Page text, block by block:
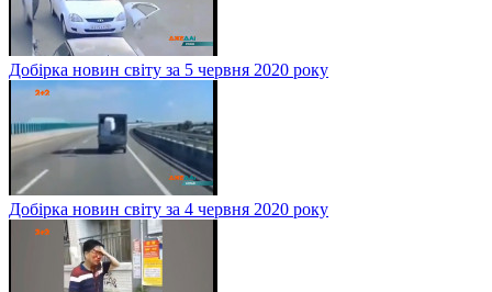
Добірка новин світу за 5 червня 2020 року
Добірка новин світу за 4 червня 2020 року